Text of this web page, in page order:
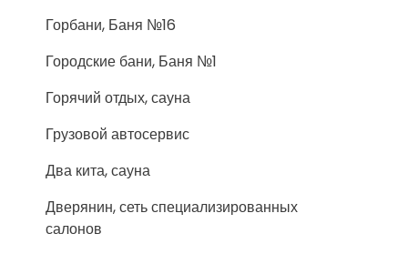
Горбани, Баня №16
Городские бани, Баня №1
Горячий отдых, сауна
Грузовой автосервис
Два кита, сауна
Дверянин, сеть специализированных
салонов